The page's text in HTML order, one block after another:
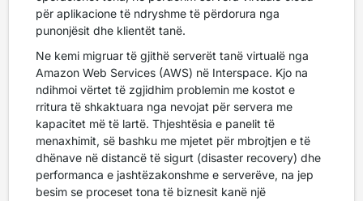
për aplikacione të ndryshme të përdorura nga
punonjësit dhe klientët tanë.
Ne kemi migruar të gjithë serverët tanë virtualë nga
Amazon Web Services (AWS) në Interspace. Kjo na
ndihmoi vërtet të zgjidhim problemin me kostot e
rritura të shkaktuara nga nevojat për servera me
kapacitet më të lartë. Thjeshtësia e panelit të
menaxhimit, së bashku me mjetet për mbrojtjen e të
dhënave në distancë të sigurt (disaster recovery) dhe
performanca e jashtëzakonshme e serverëve, na jep
besim se proceset tona të biznesit kanë një